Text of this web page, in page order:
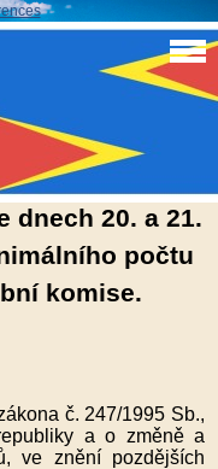
sněmovny
dnech 20. a 21.
počtu
komise.
č. 247/1995 Sb.,
a o změně a
ve znění pozdějších